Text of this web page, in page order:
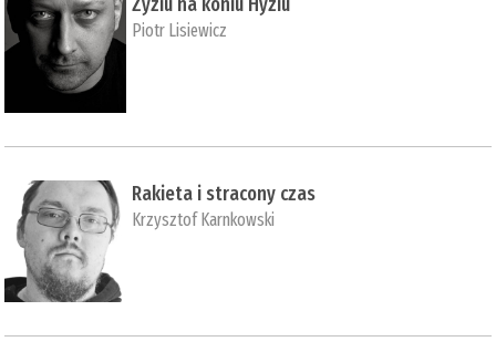
Piotr Lisiewicz
Rakieta i stracony czas
Krzysztof Karnkowski